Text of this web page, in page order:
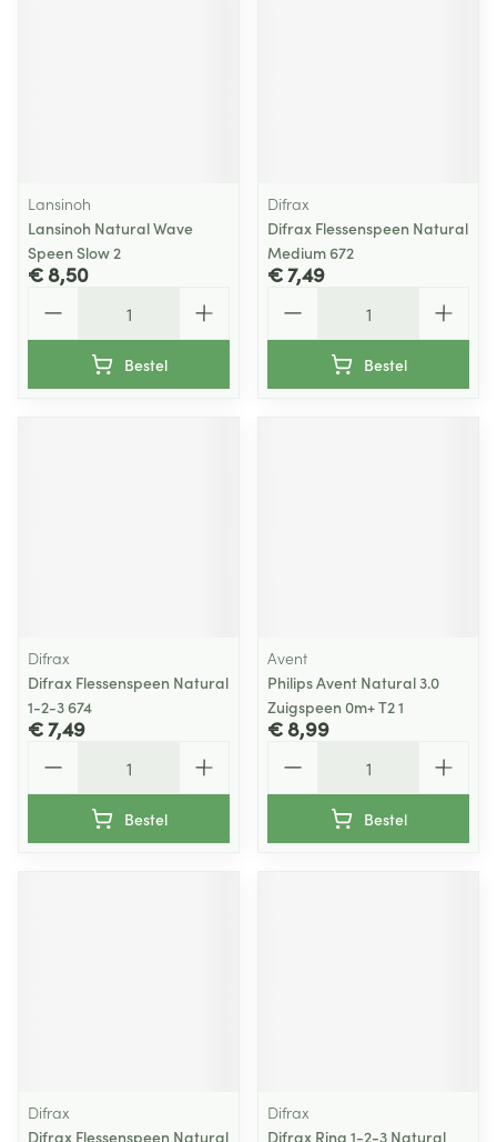
Lansinoh
Lansinoh Natural Wave
Speen Slow 2
€ 8,50
Bestel
Difrax
Difrax Flessenspeen Natural
Medium 672
€ 7,49
Bestel
Difrax
Difrax Flessenspeen Natural
1-2-3 674
€ 7,49
Bestel
Avent
Philips Avent Natural 3.0
Zuigspeen 0m+ T2 1
€ 8,99
Bestel
Difrax
Difrax Flessenspeen Natural
Difrax
Difrax Ring 1-2-3 Natural